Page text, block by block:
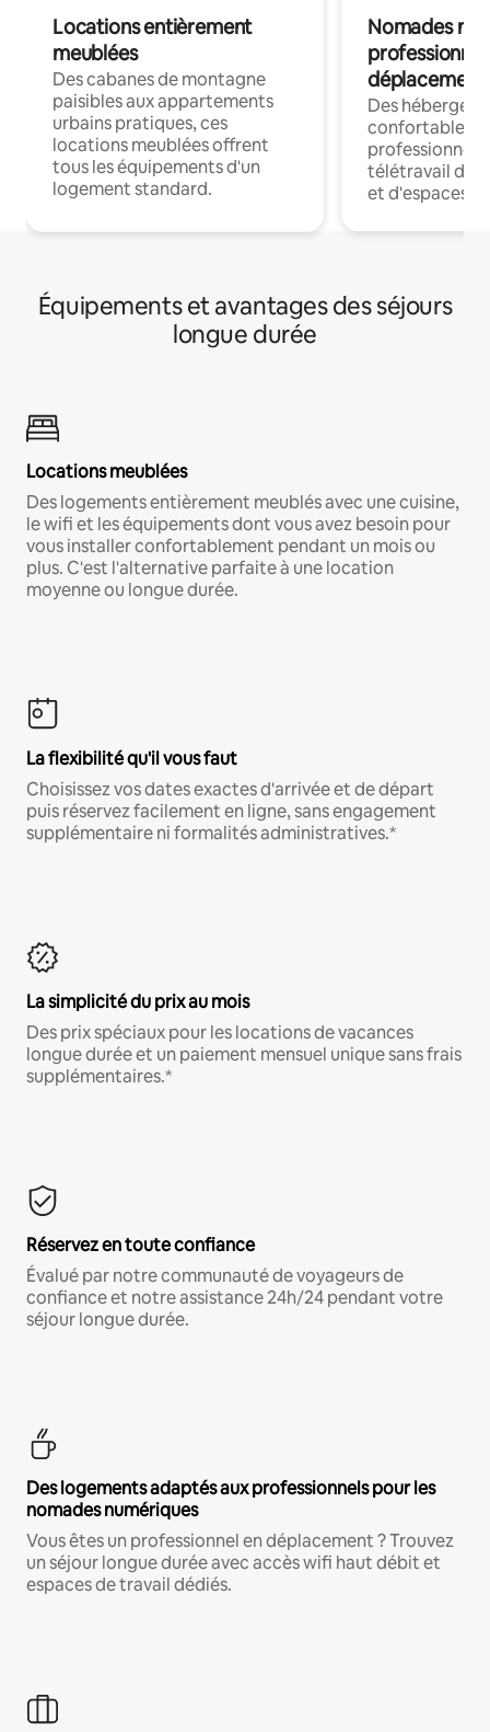
Locations entièrement
meublées
Des cabanes de montagne
paisibles aux appartements
urbains pratiques, ces
locations meublées offrent
tous les équipements d'un
logement standard.
Nomades
déplacement
Des
confortables
professionnels
télétravail
et d'espaces
Équipements et avantages des séjours
longue durée
Locations meublées
Des logements entièrement meublés avec une cuisine,
le wifi et les équipements dont vous avez besoin pour
vous installer confortablement pendant un mois ou
plus. C'est l'alternative parfaite à une location
moyenne ou longue durée.
La flexibilité qu'il vous faut
Choisissez vos dates exactes d'arrivée et de départ
puis réservez facilement en ligne, sans engagement
supplémentaire ni formalités administratives.*
La simplicité du prix au mois
Des prix spéciaux pour les locations de vacances
longue durée et un paiement mensuel unique sans frais
supplémentaires.*
Réservez en toute confiance
Évalué par notre communauté de voyageurs de
confiance et notre assistance 24h/24 pendant votre
séjour longue durée.
Des logements adaptés aux professionnels pour les
nomades numériques
Vous êtes un professionnel en déplacement ? Trouvez
un séjour longue durée avec accès wifi haut débit et
espaces de travail dédiés.